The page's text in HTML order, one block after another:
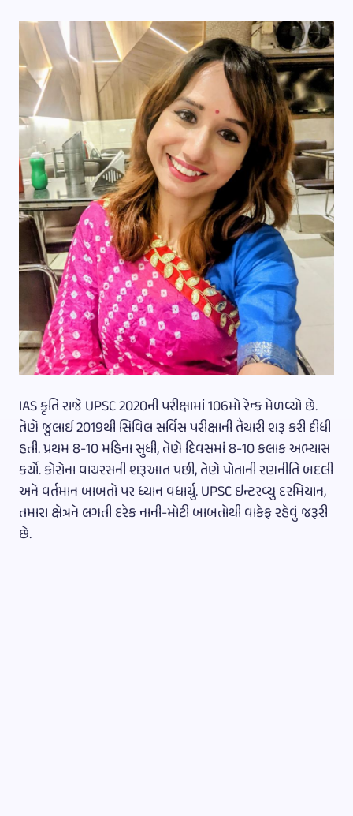
IAS કૃતિ રાજે UPSC 2020ની પરીક્ષામાં 106મો રેન્ક મેળવ્યો છે.
તેણે જુલાઈ 2019થી સિવિલ સર્વિસ પરીક્ષાની તૈયારી શરૂ કરી દીધી
હતી. પ્રથમ 8-10 મહિના સુધી, તેણે દિવસમાં 8-10 કલાક અભ્યાસ
કર્યો. કોરોના વાયરસની શરૂઆત પછી, તેણે પોતાની રણનીતિ બદલી
અને વર્તમાન બાબતો પર ધ્યાન વધાર્યું. UPSC ઇન્ટરવ્યુ દરમિયાન,
તમારા ક્ષેત્રને લગતી દરેક નાની-મોટી બાબતોથી વાકેફ રહેવું જરૂરી
છે.